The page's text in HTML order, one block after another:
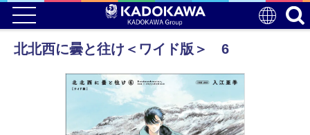
北北西に曇と往け＜ワイド版＞ 6